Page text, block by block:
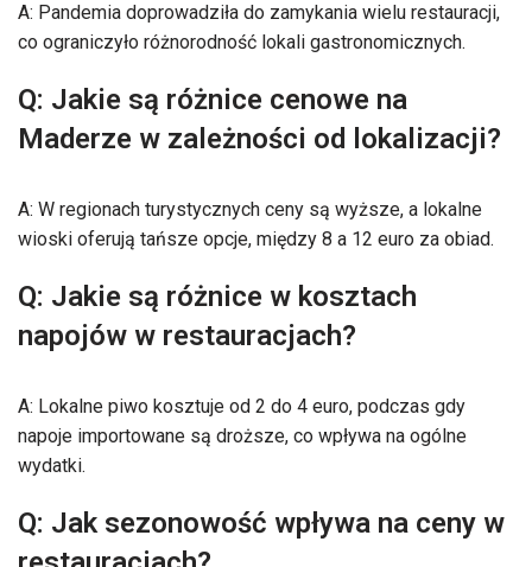
A: Pandemia doprowadziła do zamykania wielu restauracji,
co ograniczyło różnorodność lokali gastronomicznych.
Q: Jakie są różnice cenowe na
Maderze w zależności od lokalizacji?
A: W regionach turystycznych ceny są wyższe, a lokalne
wioski oferują tańsze opcje, między 8 a 12 euro za obiad.
Q: Jakie są różnice w kosztach
napojów w restauracjach?
A: Lokalne piwo kosztuje od 2 do 4 euro, podczas gdy
napoje importowane są droższe, co wpływa na ogólne
wydatki.
Q: Jak sezonowość wpływa na ceny w